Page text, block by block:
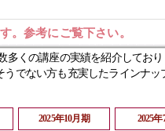
。参考にご覧下さい。
多くの講座の実績を紹介してお
でない方も充実したラインナッ
2025年10月期 2025